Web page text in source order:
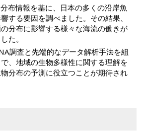
布情報を基に、日本の多くの沿岸魚
する要因を調べました。その結果、
分布に影響する様々な海流の働きが
た。
調査と先端的なデータ解析手法を組
、地域の生物多様性に関する理解を
分布の予測に役立つことが期待され